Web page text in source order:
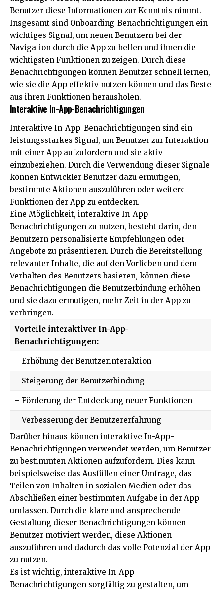
Benutzer diese Informationen zur Kenntnis nimmt.
Insgesamt sind Onboarding-Benachrichtigungen ein
wichtiges Signal, um neuen Benutzern bei der
Navigation durch die App zu helfen und ihnen die
wichtigsten Funktionen zu zeigen. Durch diese
Benachrichtigungen können Benutzer schnell lernen,
wie sie die App effektiv nutzen können und das Beste
aus ihren Funktionen herausholen.
Interaktive In-App-Benachrichtigungen
Interaktive In-App-Benachrichtigungen sind ein
leistungsstarkes Signal, um Benutzer zur Interaktion
mit einer App aufzufordern und sie aktiv
einzubeziehen. Durch die Verwendung dieser Signale
können Entwickler Benutzer dazu ermutigen,
bestimmte Aktionen auszuführen oder weitere
Funktionen der App zu entdecken.
Eine Möglichkeit, interaktive In-App-
Benachrichtigungen zu nutzen, besteht darin, den
Benutzern personalisierte Empfehlungen oder
Angebote zu präsentieren. Durch die Bereitstellung
relevanter Inhalte, die auf den Vorlieben und dem
Verhalten des Benutzers basieren, können diese
Benachrichtigungen die Benutzerbindung erhöhen
und sie dazu ermutigen, mehr Zeit in der App zu
verbringen.
Vorteile interaktiver In-App-
Benachrichtigungen:
– Erhöhung der Benutzerinteraktion
– Steigerung der Benutzerbindung
– Förderung der Entdeckung neuer Funktionen
– Verbesserung der Benutzererfahrung
Darüber hinaus können interaktive In-App-
Benachrichtigungen verwendet werden, um Benutzer
zu bestimmten Aktionen aufzufordern. Dies kann
beispielsweise das Ausfüllen einer Umfrage, das
Teilen von Inhalten in sozialen Medien oder das
Abschließen einer bestimmten Aufgabe in der App
umfassen. Durch die klare und ansprechende
Gestaltung dieser Benachrichtigungen können
Benutzer motiviert werden, diese Aktionen
auszuführen und dadurch das volle Potenzial der App
zu nutzen.
Es ist wichtig, interaktive In-App-
Benachrichtigungen sorgfältig zu gestalten, um